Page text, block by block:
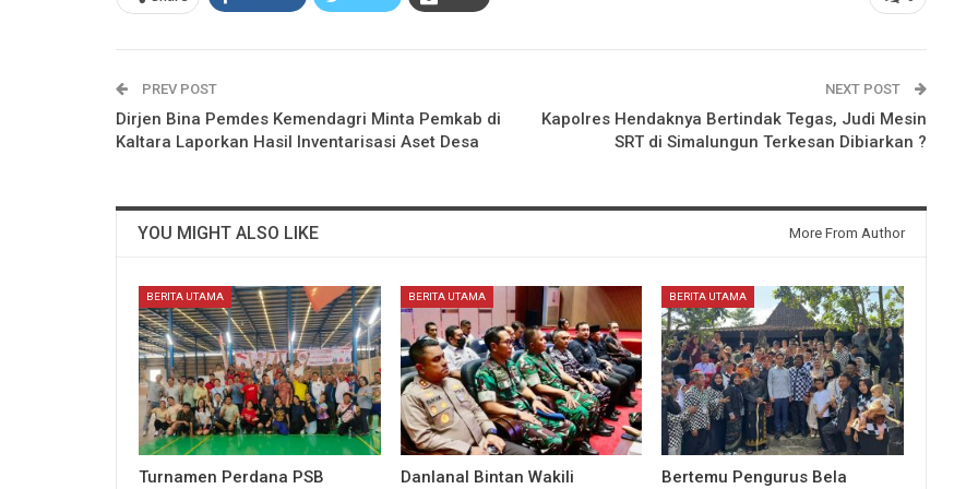
PREV POST
Dirjen Bina Pemdes Kemendagri Minta Pemkab di
Kaltara Laporkan Hasil Inventarisasi Aset Desa
NEXT POST
Kapolres Hendaknya Bertindak Tegas, Judi Mesin
SRT di Simalungun Terkesan Dibiarkan ?
YOU MIGHT ALSO LIKE More From Author
BERITA UTAMA
Turnamen Perdana PSB
BERITA UTAMA
Danlanal Bintan Wakili
BERITA UTAMA
Bertemu Pengurus Bela